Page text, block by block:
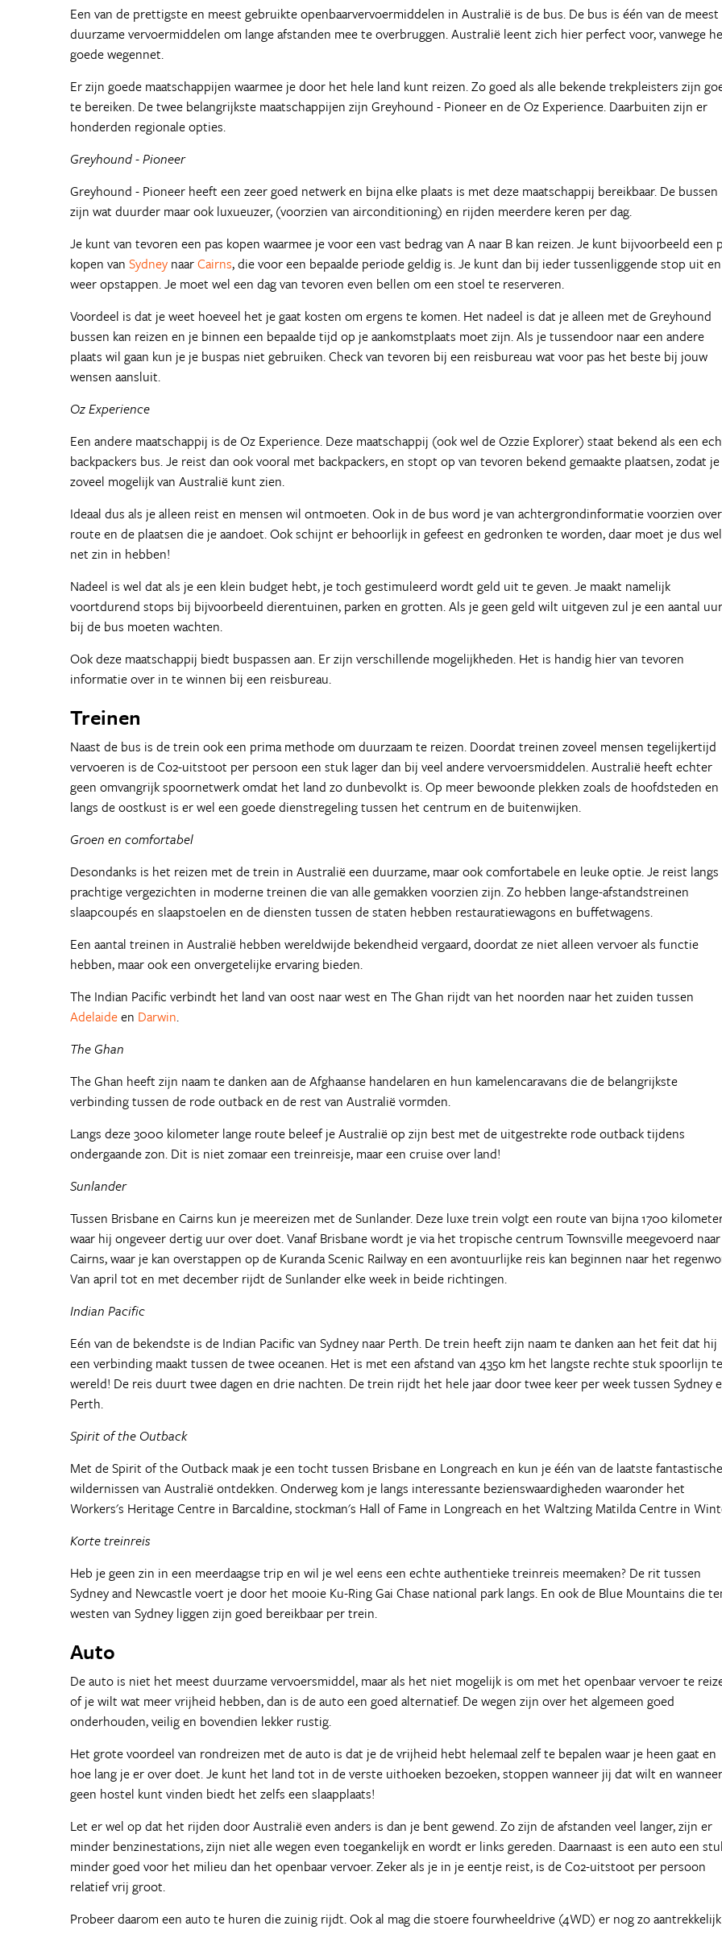
Een van de prettigste en meest gebruikte openbaarvervoermiddelen in Australië is de bus. De bus is één van de meest
duurzame vervoermiddelen om lange afstanden mee te overbruggen. Australië leent zich hier perfect voor, vanwege
goede wegennet.
Er zijn goede maatschappijen waarmee je door het hele land kunt reizen. Zo goed als alle bekende trekpleisters zijn
te bereiken. De twee belangrijkste maatschappijen zijn Greyhound - Pioneer en de Oz Experience. Daarbuiten zijn er
honderden regionale opties.
Greyhound - Pioneer
Greyhound - Pioneer heeft een zeer goed netwerk en bijna elke plaats is met deze maatschappij bereikbaar. De bussen
zijn wat duurder maar ook luxueuzer, (voorzien van airconditioning) en rijden meerdere keren per dag.
Je kunt van tevoren een pas kopen waarmee je voor een vast bedrag van A naar B kan reizen. Je kunt bijvoorbeeld een
kopen van Sydney naarCairns, die voor een bepaalde periode geldig is. Je kunt dan bij ieder tussenliggende stop uit en
weer opstappen. Je moet wel een dag van tevoren even bellen om een stoel te reserveren.
Voordeel is dat je weet hoeveel het je gaat kosten om ergens te komen. Het nadeel is dat je alleen met de Greyhound
bussen kan reizen en je binnen een bepaalde tijd op je aankomstplaats moet zijn. Als je tussendoor naar een andere
plaats wil gaan kun je je buspas niet gebruiken. Check van tevoren bij een reisbureau wat voor pas het beste bij jouw
wensen aansluit.
Oz Experience
Een andere maatschappij is de Oz Experience. Deze maatschappij (ook wel de Ozzie Explorer) staat bekend als een
backpackers bus. Je reist dan ook vooral met backpackers, en stopt op van tevoren bekend gemaakte plaatsen, zodat je
zoveel mogelijk van Australië kunt zien.
Ideaal dus als je alleen reist en mensen wil ontmoeten. Ook in de bus word je van achtergrondinformatie voorzien
route en de plaatsen die je aandoet. Ook schijnt er behoorlijk in gefeest en gedronken te worden, daar moet je dus wel
net zin in hebben!
Nadeel is wel dat als je een klein budget hebt, je toch gestimuleerd wordt geld uit te geven. Je maakt namelijk
voortdurend stops bij bijvoorbeeld dierentuinen, parken en grotten. Als je geen geld wilt uitgeven zul je een aantal uur
bij de bus moeten wachten.
Ook deze maatschappij biedt buspassen aan. Er zijn verschillende mogelijkheden. Het is handig hier van tevoren
informatie over in te winnen bij een reisbureau.
Treinen
Naast de bus is de trein ook een prima methode om duurzaam te reizen. Doordat treinen zoveel mensen tegelijkertijd
vervoeren is de Co2-uitstoot per persoon een stuk lager dan bij veel andere vervoersmiddelen. Australië heeft echter
geen omvangrijk spoornetwerk omdat het land zo dunbevolkt is. Op meer bewoonde plekken zoals de hoofdsteden en
langs de oostkust is er wel een goede dienstregeling tussen het centrum en de buitenwijken.
Groen en comfortabel
Desondanks is het reizen met de trein in Australië een duurzame, maar ook comfortabele en leuke optie. Je reist langs
prachtige vergezichten in moderne treinen die van alle gemakken voorzien zijn. Zo hebben lange-afstandstreinen
slaapcoupés en slaapstoelen en de diensten tussen de staten hebben restauratiewagons en buffetwagens.
Een aantal treinen in Australië hebben wereldwijde bekendheid vergaard, doordat ze niet alleen vervoer als functie
hebben, maar ook een onvergetelijke ervaring bieden.
The Indian Pacific verbindt het land van oost naar west en The Ghan rijdt van het noorden naar het zuiden tussen
Adelaideen Darwin.
The Ghan
The Ghan heeft zijn naam te danken aan de Afghaanse handelaren en hun kamelencaravans die de belangrijkste
verbinding tussen de rode outback en de rest van Australië vormden.
Langs deze 3000 kilometer lange route beleef je Australië op zijn best met de uitgestrekte rode outback tijdens
ondergaande zon. Dit is niet zomaar een treinreisje, maar een cruise over land!
Sunlander
Tussen Brisbane en Cairns kun je meereizen met de Sunlander. Deze luxe trein volgt een route van bijna 1700
waar hij ongeveer dertig uur over doet. Vanaf Brisbane wordt je via het tropische centrum Townsville meegevoerd naar
Cairns, waar je kan overstappen op de Kuranda Scenic Railway en een avontuurlijke reis kan beginnen naar het
Van april tot en met december rijdt de Sunlander elke week in beide richtingen.
Indian Pacific
Eén van de bekendste is de Indian Pacific van Sydney naar Perth. De trein heeft zijn naam te danken aan het feit dat hij
een verbinding maakt tussen de twee oceanen. Het is met een afstand van 4350 km het langste rechte stuk spoorlijn
wereld! De reis duurt twee dagen en drie nachten. De trein rijdt het hele jaar door twee keer per week tussen Sydney
Perth.
Spirit of the Outback
Met de Spirit of the Outback maak je een tocht tussen Brisbane en Longreach en kun je één van de laatste fantastische
wildernissen van Australië ontdekken. Onderweg kom je langs interessante bezienswaardigheden waaronder het
Workers's Heritage Centre in Barcaldine, stockman's Hall of Fame in Longreach en het Waltzing Matilda Centre in
Korte treinreis
Heb je geen zin in een meerdaagse trip en wil je wel eens een echte authentieke treinreis meemaken? De rit tussen
Sydney and Newcastle voert je door het mooie Ku-Ring Gai Chase national park langs. En ook de Blue Mountains die
westen van Sydney liggen zijn goed bereikbaar per trein.
Auto
De auto is niet het meest duurzame vervoersmiddel, maar als het niet mogelijk is om met het openbaar vervoer te
of je wilt wat meer vrijheid hebben, dan is de auto een goed alternatief. De wegen zijn over het algemeen goed
onderhouden, veilig en bovendien lekker rustig.
Het grote voordeel van rondreizen met de auto is dat je de vrijheid hebt helemaal zelf te bepalen waar je heen gaat en
hoe lang je er over doet. Je kunt het land tot in de verste uithoeken bezoeken, stoppen wanneer jij dat wilt en
geen hostel kunt vinden biedt het zelfs een slaapplaats!
Let er wel op dat het rijden door Australië even anders is dan je bent gewend. Zo zijn de afstanden veel langer, zijn er
minder benzinestations, zijn niet alle wegen even toegankelijk en wordt er links gereden. Daarnaast is een auto een
minder goed voor het milieu dan het openbaar vervoer. Zeker als je in je eentje reist, is de Co2-uitstoot per persoon
relatief vrij groot.
Probeer daarom een auto te huren die zuinig rijdt. Ook al mag die stoere fourwheeldrive (4WD) er nog zo aantrekkelijk